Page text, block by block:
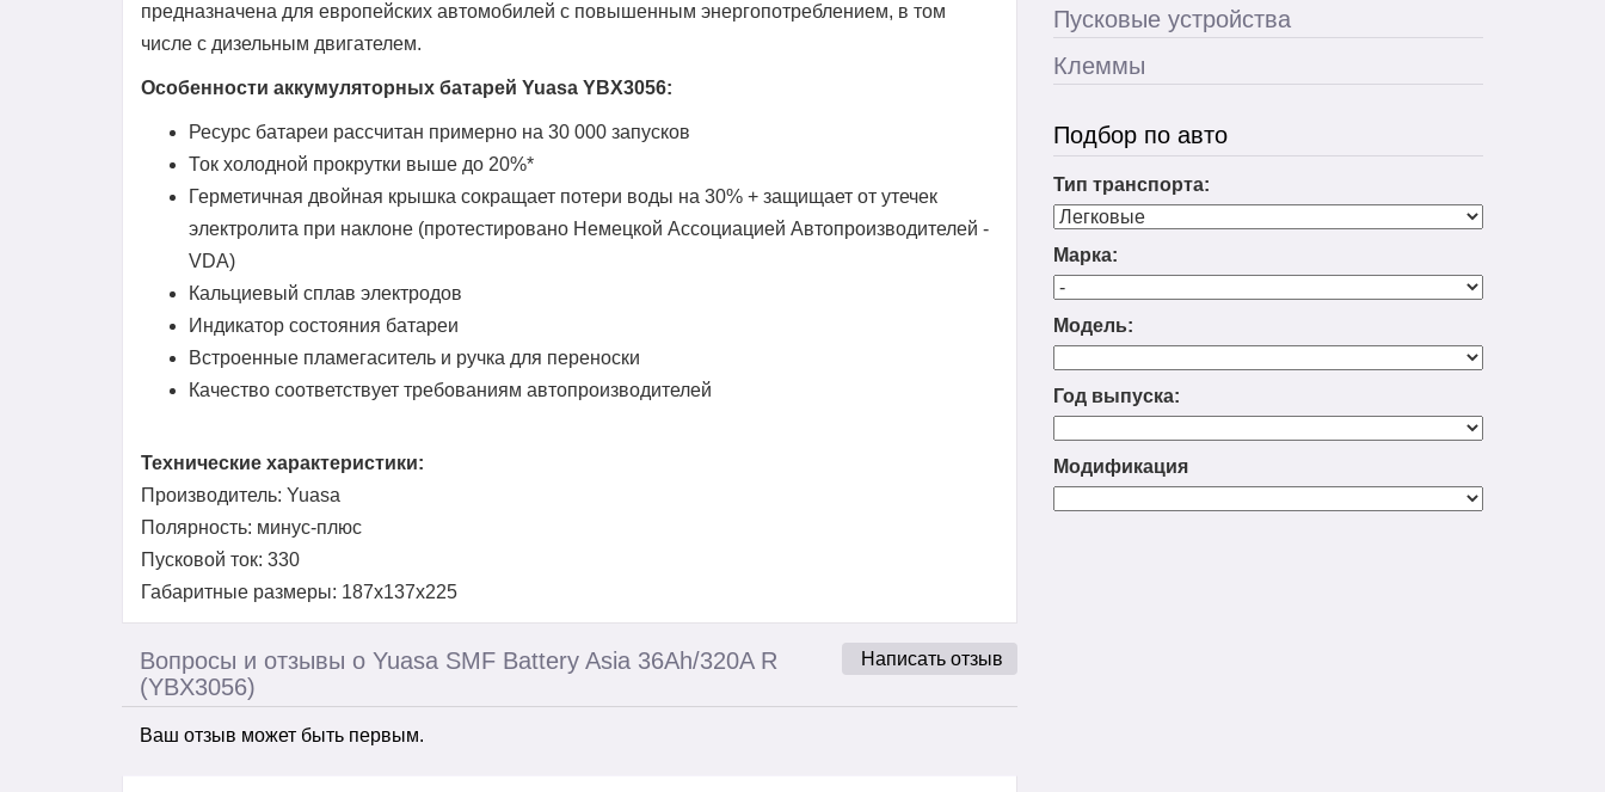
предназначена для европейских автомобилей с повышенным энергопотреблением, в том
числе с дизельным двигателем.
Особенности аккумуляторных батарей Yuasa YBX3056:
Ресурс батареи рассчитан примерно на 30 000 запусков
Ток холодной прокрутки выше до 20%*
Герметичная двойная крышка сокращает потери воды на 30% + защищает от утечек
электролита при наклоне (протестировано Немецкой Ассоциацией Автопроизводителей -
VDA)
Кальциевый сплав электродов
Индикатор состояния батареи
Встроенные пламегаситель и ручка для переноски
Качество соответствует требованиям автопроизводителей
Технические характеристики:
Производитель: Yuasa
Полярность: минус-плюс
Пусковой ток: 330
Габаритные размеры: 187x137x225
Написать отзыв
Вопросы и отзывы о Yuasa SMF Battery Asia 36Ah/320A R
(YBX3056)
Ваш отзыв может быть первым.
Пусковые устройства
Клеммы
Подбор по авто
Тип транспорта:
Марка:
Модель:
Год выпуска:
Модификация